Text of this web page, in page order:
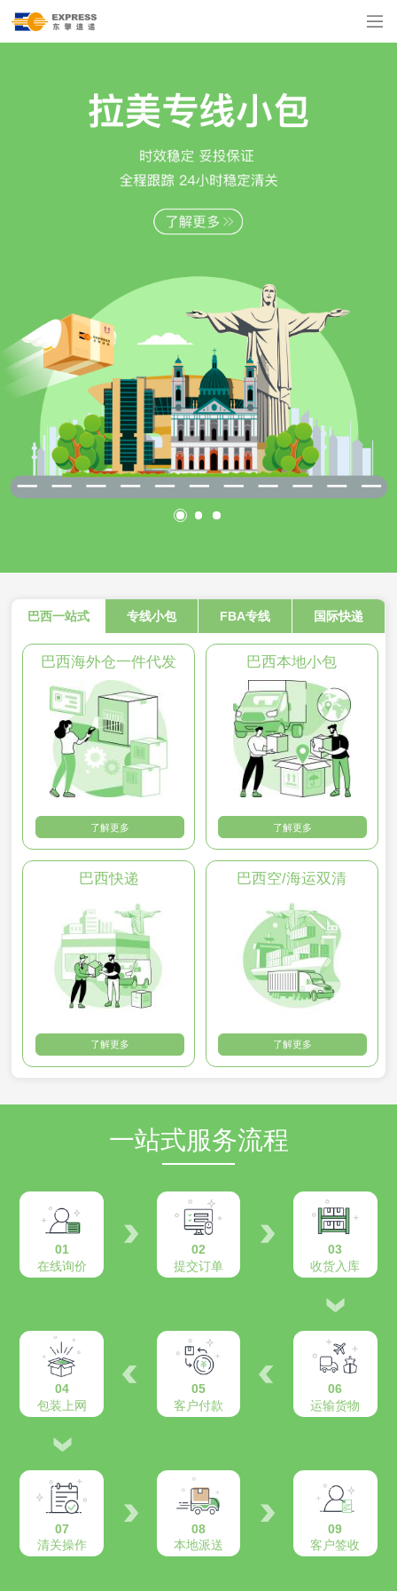
巴西一站式 专线小包 FBA专线 国际快递
巴西海外仓一件代发
了解更多
巴西本地小包
了解更多
巴西快递
了解更多
巴西空/海运双清
了解更多
一站式服务流程
01
在线询价
02
提交订单
03
收货入库
04
包装上网
05
客户付款
06
运输货物
07
清关操作
08
本地派送
09
客户签收